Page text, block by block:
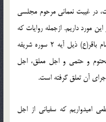
در غیبت نعمانی مرحوم مجلسی
مورد داریم. ازجمله روایات که
دلالت بر حتمیه بودن این قیام دارند، امام باقر(ع) ذیل آیه 2 سوره شریفه
و حتمی و اجل معلق، اجل
آن تعلق گرفته است.
امیدواریم که سفیانی از اجل